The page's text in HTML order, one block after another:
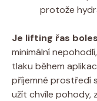
protože
Je lifting řas
minimální
tlaku během
příjemné prostředí
užít chvíle pohody,